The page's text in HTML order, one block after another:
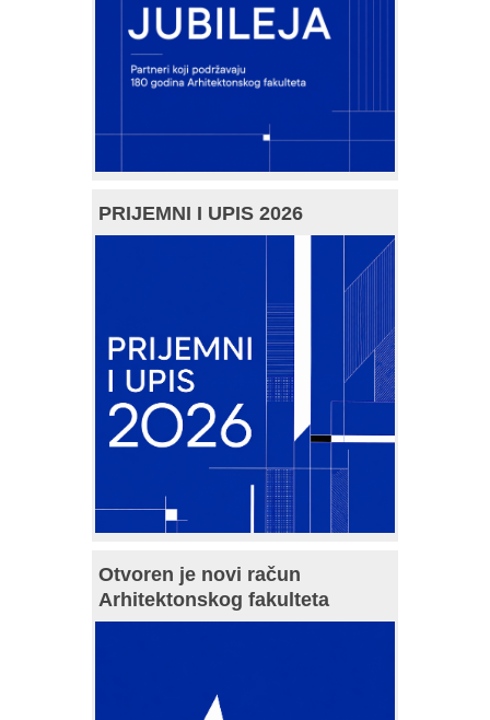
PRIJEMNI I UPIS 2026
Otvoren je novi račun
Arhitektonskog fakulteta